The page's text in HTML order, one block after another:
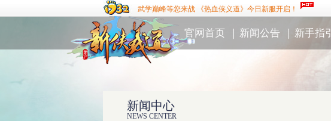
武学巅峰等您来战 《热血侠义道》今日新服开启！
官网首页 新闻公告 新手指引
新闻中心
NEWS CENTER